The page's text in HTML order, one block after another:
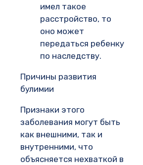
имел такое
расстройство, то
оно может
передаться ребенку
по наследству.
Причины развития
булимии
Признаки этого
заболевания могут быть
как внешними, так и
внутренними, что
объясняется нехваткой в